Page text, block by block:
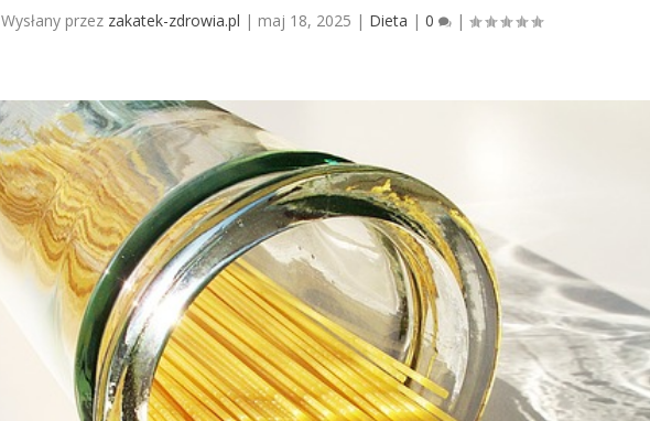
Wysłany przez zakatek-zdrowia.pl | maj 18, 2025 | Dieta |0 |